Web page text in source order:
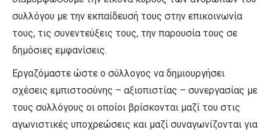
συλλόγου με την εκπαίδευσή τους στην επικοινωνία
τους, τις συνεντεύξεις τους, την παρουσία τους σε
δημόσιες εμφανίσεις.
Εργαζόμαστε ώστε ο σύλλογος να δημιουργήσει
σχέσεις εμπιστοσύνης – αξιοπιστίας – συνεργασίας με
τους συλλόγους οι οποίοι βρίσκονται μαζί του στις
αγωνιστικές υποχρεώσεις και μαζί συναγωνίζονται για